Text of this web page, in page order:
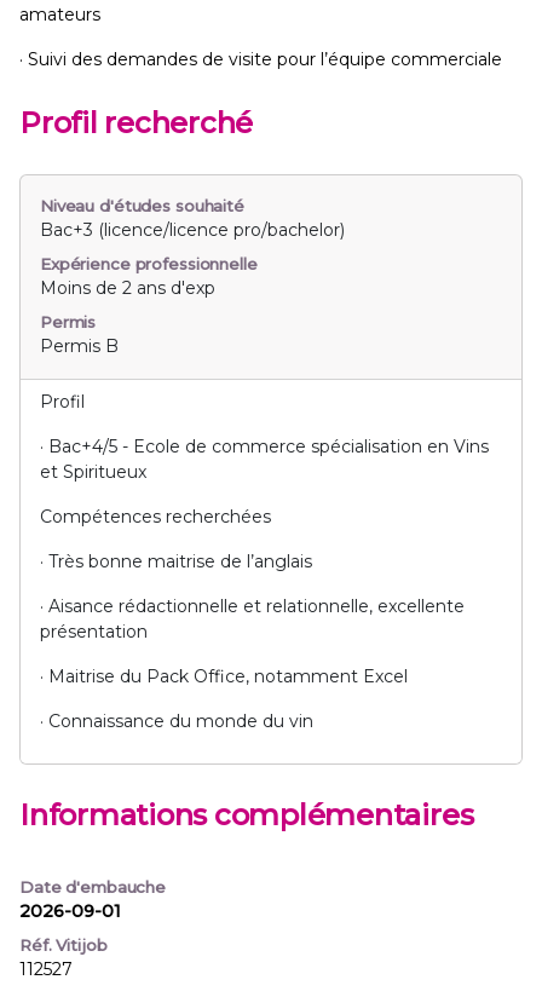
amateurs
· Suivi des demandes de visite pour l’équipe commerciale
Profil recherché
Niveau d'études souhaité
Bac+3 (licence/licence pro/bachelor)
Expérience professionnelle
Moins de 2 ans d'exp
Permis
Permis B
Profil
· Bac+4/5 - Ecole de commerce spécialisation en Vins
et Spiritueux
Compétences recherchées
· Très bonne maitrise de l’anglais
· Aisance rédactionnelle et relationnelle, excellente
présentation
· Maitrise du Pack Office, notamment Excel
· Connaissance du monde du vin
Informations complémentaires
Date d'embauche
2026-09-01
Réf. Vitijob
112527